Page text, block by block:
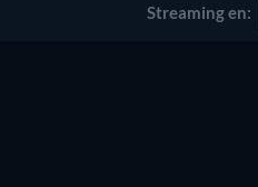
Streaming en: